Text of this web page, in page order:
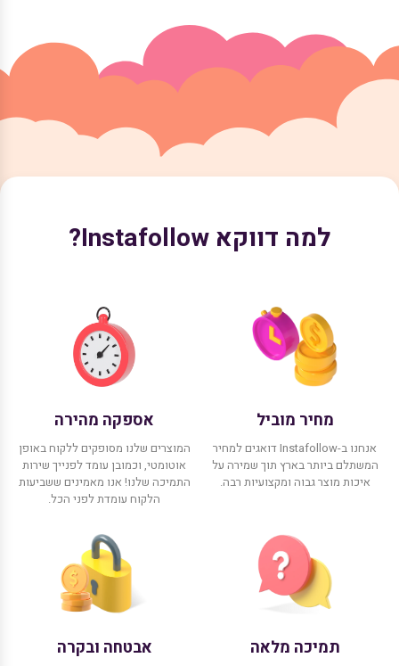
למה דווקא Instafollow?
מחיר מוביל
אנחנו ב-Instafollow דואגים למחיר
המשתלם ביותר בארץ תוך שמירה על
איכות מוצר גבוה ומקצועיות רבה.
אספקה מהירה
המוצרים שלנו מסופקים ללקוח באופן
אוטומטי, וכמובן עומד לפנייך שירות
התמיכה שלנו! אנו מאמינים ששביעות
הלקוח עומדת לפני הכל.
תמיכה מלאה אבטחה ובקרה